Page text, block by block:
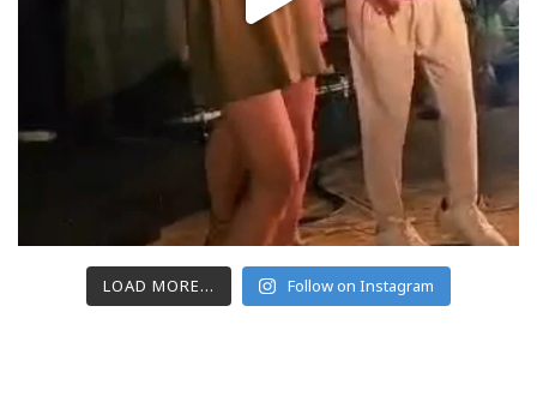
LOAD MORE... Follow on Instagram